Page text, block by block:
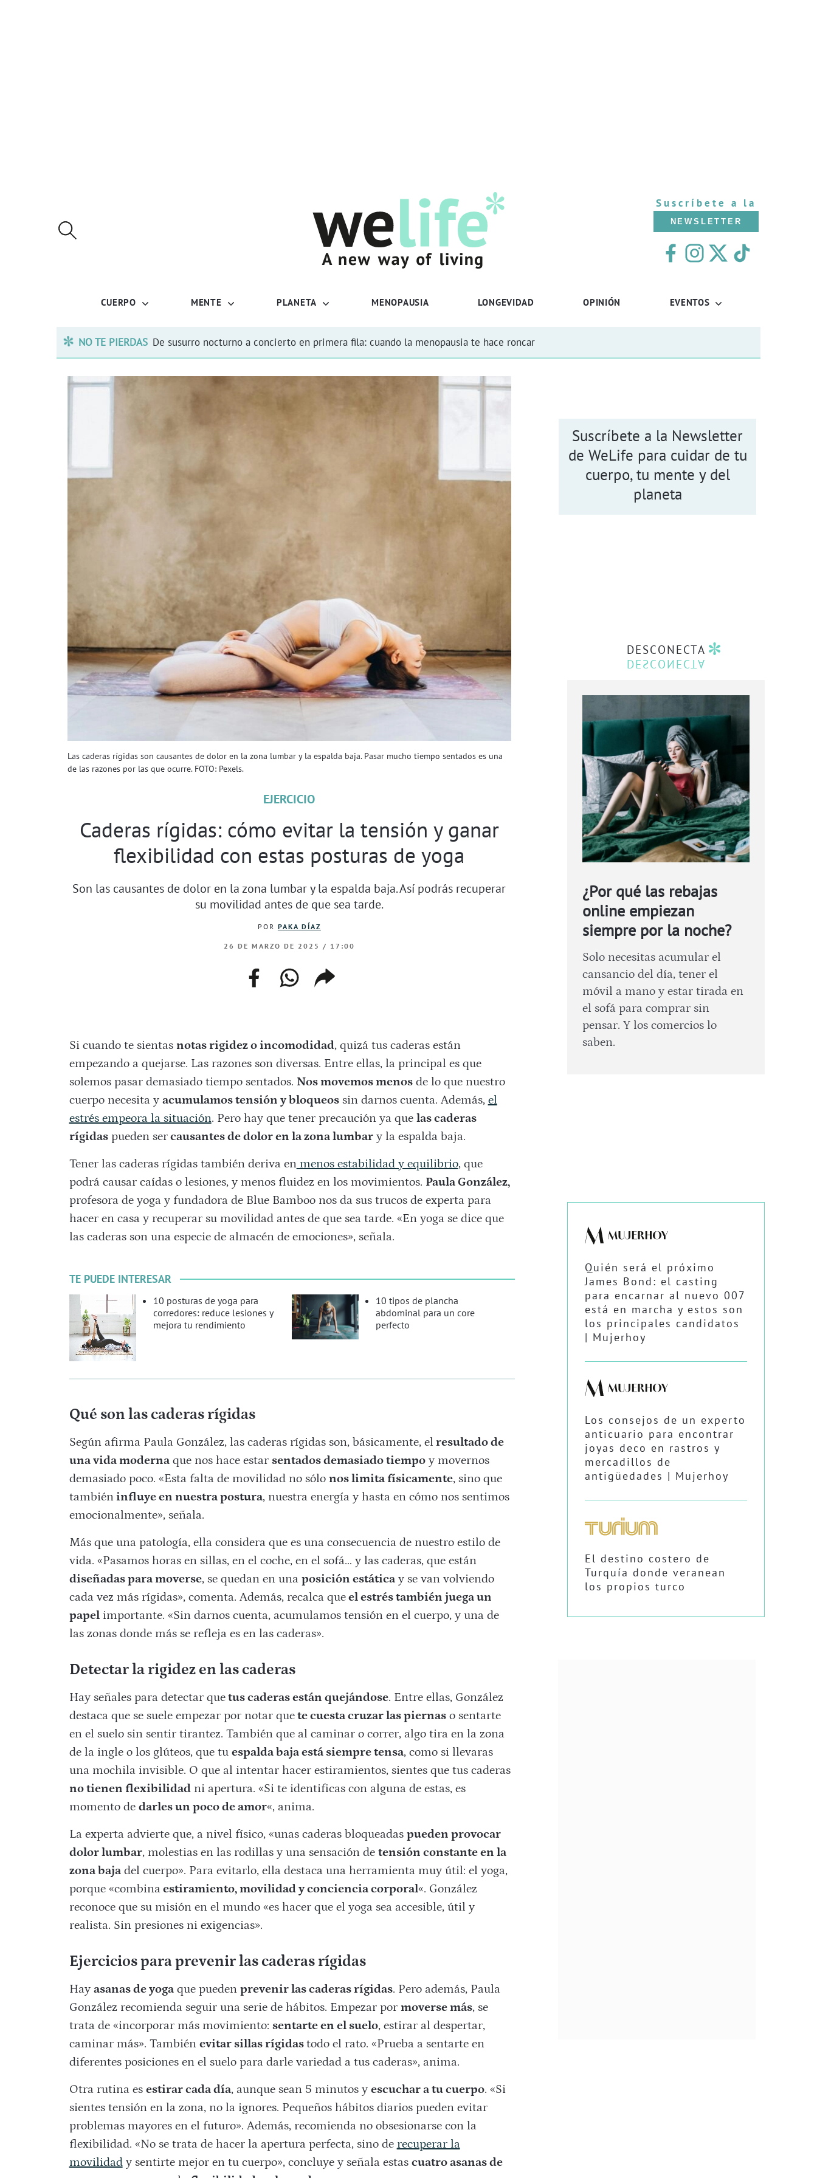
Suscríbete a la
NEWSLETTER
CUERPO MENTE PLANETA MENOPAUSIA LONGEVIDAD OPINIÓN EVENTOS
NO TE PIERDAS De susurro nocturno a concierto en primera fila: cuando la menopausia te hace roncar
Las caderas rígidas son causantes de dolor en la zona lumbar y la espalda baja. Pasar mucho tiempo sentados es una
de las razones por las que ocurre. FOTO: Pexels.
EJERCICIO
Caderas rígidas: cómo evitar la tensión y ganar
flexibilidad con estas posturas de yoga
Son las causantes de dolor en la zona lumbar y la espalda baja. Así podrás recuperar
su movilidad antes de que sea tarde.
POR PAKA DÍAZ
26 DE MARZO DE 2025 / 17:00
facebookwhatsapp
web
copiar
enlace
Si cuando te sientas notas rigidez o incomodidad, quizá tus caderas están
empezando a quejarse. Las razones son diversas. Entre ellas, la principal es que
solemos pasar demasiado tiempo sentados. Nos movemos menosde lo que nuestro
cuerpo necesita y acumulamos tensión y bloqueossin darnos cuenta. Además, el
estrés empeora la situación. Pero hay que tener precaución ya que las caderas
rígidaspueden sercausantes de dolor en la zona lumbary la espalda baja.
Tener las caderas rígidas también deriva enmenos estabilidad y equilibrio, que
podrá causar caídas o lesiones, y menos fluidez en los movimientos. Paula González,
profesora de yoga y fundadora de Blue Bamboo nos da sus trucos de experta para
hacer en casa y recuperar su movilidad antes de que sea tarde. «En yoga se dice que
las caderas son una especie de almacén de emociones», señala.
TE PUEDE INTERESAR
10 posturas de yoga para
corredores: reduce lesiones y
mejora tu rendimiento
10 tipos de plancha
abdominal para un core
perfecto
Qué son las caderas rígidas
Según afirma Paula González, las caderas rígidas son, básicamente, el resultado de
una vida modernaque nos hace estar sentados demasiado tiempoy movernos
demasiado poco. «Esta falta de movilidad no sólo nos limita físicamente, sino que
tambiéninfluye en nuestra postura, nuestra energía y hasta en cómo nos sentimos
emocionalmente», señala.
Más que una patología, ella considera que es una consecuencia de nuestro estilo de
vida. «Pasamos horas en sillas, en el coche, en el sofá… y las caderas, que están
diseñadas para moverse, se quedan en una posición estáticay se van volviendo
cada vez más rígidas», comenta. Además, recalca queel estrés también juega un
papelimportante. «Sin darnos cuenta, acumulamos tensión en el cuerpo, y una de
las zonas donde más se refleja es en las caderas».
Detectar la rigidez en las caderas
Hay señales para detectar quetus caderas están quejándose. Entre ellas, González
destaca que se suele empezar por notar quete cuesta cruzar las piernaso sentarte
en el suelo sin sentir tirantez. También que al caminar o correr, algo tira en la zona
de la ingle o los glúteos, que tu espalda baja está siempre tensa, como si llevaras
una mochila invisible. O que al intentar hacer estiramientos, sientes que tus caderas
no tienen flexibilidadni apertura. «Si te identificas con alguna de estas, es
momento de darles un poco de amor«, anima.
La experta advierte que, a nivel físico, «unas caderas bloqueadas pueden provocar
dolor lumbar, molestias en las rodillas y una sensación de tensión constante en la
zona bajadel cuerpo». Para evitarlo, ella destaca una herramienta muy útil: el yoga,
porque «combinaestiramiento, movilidad y conciencia corporal«. González
reconoce que su misión en el mundo «es hacer que el yoga sea accesible, útil y
realista. Sin presiones ni exigencias».
Ejercicios para prevenir las caderas rígidas
Hay asanas de yogaque pueden prevenir las caderas rígidas. Pero además, Paula
González recomienda seguir una serie de hábitos. Empezar por moverse más, se
trata de «incorporar más movimiento: sentarte en el suelo, estirar al despertar,
caminar más». También evitar sillas rígidastodo el rato. «Prueba a sentarte en
diferentes posiciones en el suelo para darle variedad a tus caderas», anima.
Otra rutina es estirar cada día, aunque sean 5 minutos y escuchar a tu cuerpo. «Si
sientes tensión en la zona, no la ignores. Pequeños hábitos diarios pueden evitar
problemas mayores en el futuro». Además, recomienda no obsesionarse con la
flexibilidad. «No se trata de hacer la apertura perfecta, sino de recuperar la
movilidady sentirte mejor en tu cuerpo», concluye y señala estas cuatro asanas de
Suscríbete a la Newsletter
de WeLife para cuidar de tu
cuerpo, tu mente y del
planeta
DESCONECTA
¿Por qué las rebajas
online empiezan
siempre por la noche?
Solo necesitas acumular el
cansancio del día, tener el
móvil a mano y estar tirada en
el sofá para comprar sin
pensar. Y los comercios lo
saben.
Quién será el próximo
James Bond: el casting
para encarnar al nuevo 007
está en marcha y estos son
los principales candidatos
| Mujerhoy
Los consejos de un experto
anticuario para encontrar
joyas deco en rastros y
mercadillos de
antigüedades | Mujerhoy
El destino costero de
Turquía donde veranean
los propios turco